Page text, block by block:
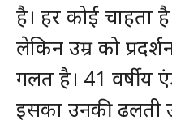
है। हर कोई चाहता
लेकिन उम्र को
गलत है। 41 वर्षीय
इसका उनकी ढलती